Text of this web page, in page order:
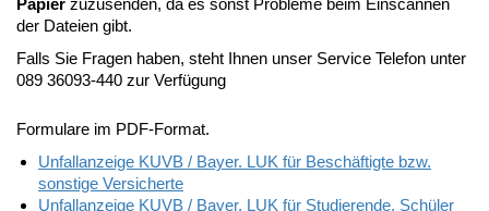
der Dateien gibt.
Falls Sie Fragen haben, steht Ihnen unser Service Telefon unter
089 36093-440 zur Verfügung
Formulare im PDF-Format.
Unfallanzeige KUVB / Bayer. LUK für Beschäftigte bzw.
sonstige Versicherte
Unfallanzeige KUVB / Bayer. LUK für Studierende, Schüler